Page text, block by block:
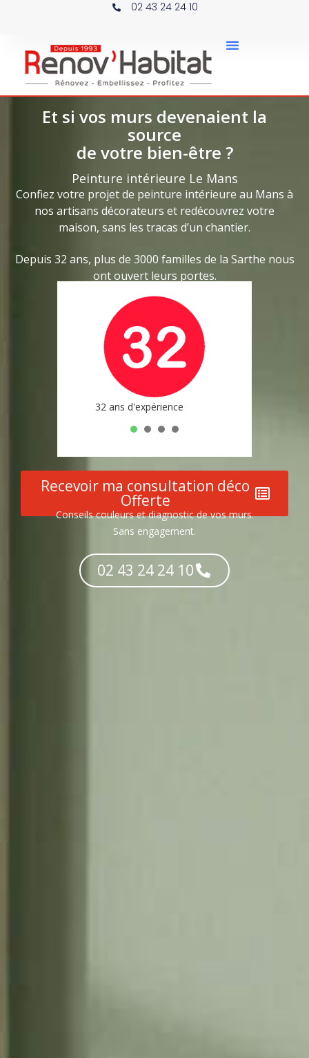
02 43 24 24 10
Et si vos murs devenaient la
source
de votre bien-être ?
Peinture intérieure Le Mans
Confiez votre projet de peinture intérieure au Mans à
nos artisans décorateurs et redécouvrez votre
maison, sans les tracas d’un chantier.
Depuis 32 ans, plus de 3000 familles de la Sarthe nous
ont ouvert leurs portes.
32 ans d'expérience
Recevoir ma consultation déco
Offerte
Conseils couleurs et diagnostic de vos murs.
Sans engagement.
02 43 24 24 10